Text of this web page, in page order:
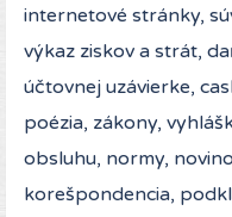
internetové stránky,
výkaz ziskov a strát,
účtovnej uzávierke,
poézia, zákony,
obsluhu, normy,
korešpondencia,